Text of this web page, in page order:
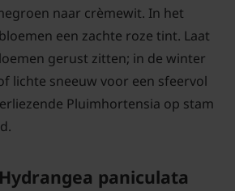
naar crèmewit. In het
een zachte roze tint. Laat
gerust zitten; in de winter
lichte sneeuw voor een sfeervol
Pluimhortensia op stam
paniculata